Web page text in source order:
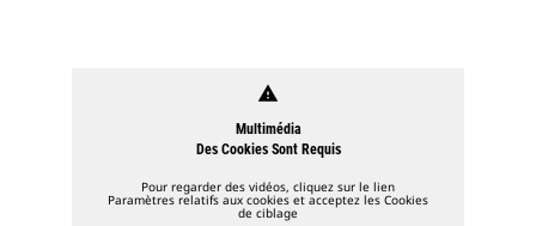
warning
Multimédia
Des Cookies Sont Requis
Pour regarder des vidéos, cliquez sur le lien
Paramètres relatifs aux cookies et acceptez les Cookies
de ciblage